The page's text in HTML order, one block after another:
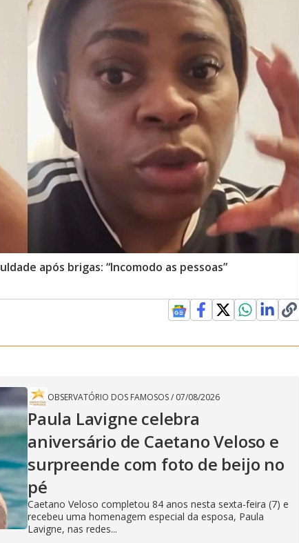
após brigas: “Incomodo as pessoas”
OBSERVATÓRIO DOS FAMOSOS/ 07/08/2026
Paula Lavigne celebra
aniversário de Caetano Veloso e
surpreende com foto de beijo no
pé
Caetano Veloso completou 84 anos nesta sexta-feira (7) e
recebeu uma homenagem especial da esposa, Paula
Lavigne, nas redes...